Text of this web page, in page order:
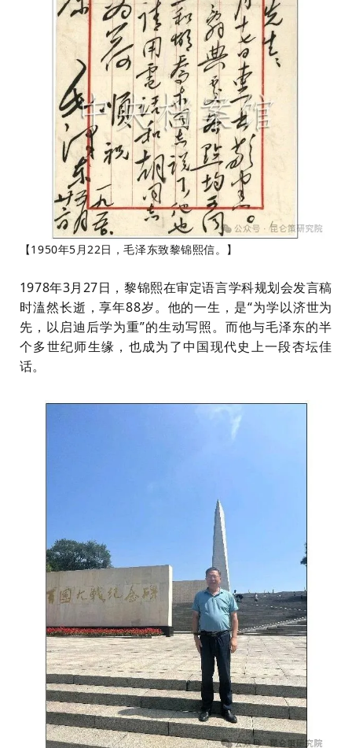
【1950年5月22日，毛泽东致黎锦熙信。】
1978年3月27日，黎锦熙在审定语言学科规划会发言稿
时溘然长逝，享年88岁。他的一生，是“为学以济世为
先，以启迪后学为重”的生动写照。而他与毛泽东的半
个多世纪师生缘，也成为了中国现代史上一段杏坛佳
话。